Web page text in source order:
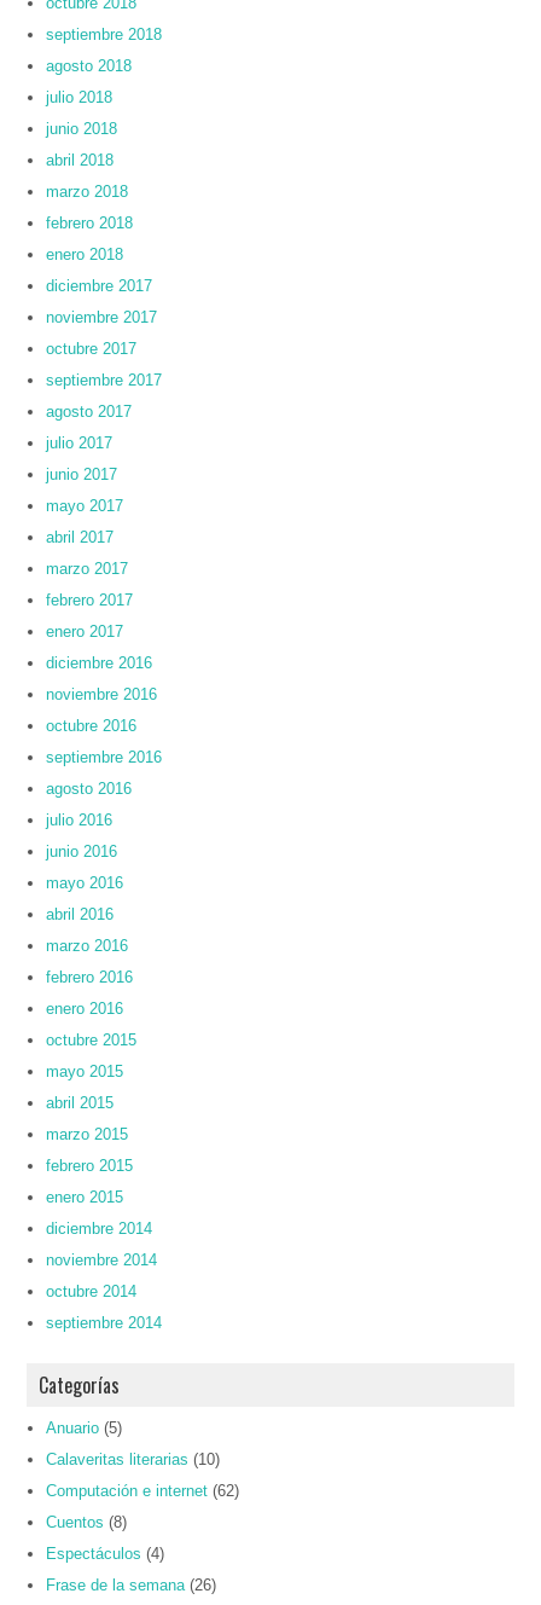
septiembre 2018
agosto 2018
julio 2018
junio 2018
abril 2018
marzo 2018
febrero 2018
enero 2018
diciembre 2017
noviembre 2017
octubre 2017
septiembre 2017
agosto 2017
julio 2017
junio 2017
mayo 2017
abril 2017
marzo 2017
febrero 2017
enero 2017
diciembre 2016
noviembre 2016
octubre 2016
septiembre 2016
agosto 2016
julio 2016
junio 2016
mayo 2016
abril 2016
marzo 2016
febrero 2016
enero 2016
octubre 2015
mayo 2015
abril 2015
marzo 2015
febrero 2015
enero 2015
diciembre 2014
noviembre 2014
octubre 2014
septiembre 2014
Categorías
Anuario (5)
Calaveritas literarias (10)
Computación e internet (62)
Cuentos (8)
Espectáculos (4)
Frase de la semana (26)